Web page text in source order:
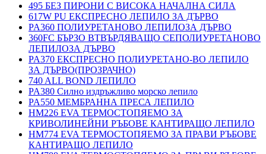
495 БЕЗ ПИРОНИ С ВИСОКА НАЧАЛНА СИЛА
617W PU ЕКСПРЕСНО ЛЕПИЛО ЗА ДЪРВО
PA360 ПОЛИУРЕТАНОВО ЛЕПИЛОЗА ДЪРВО
360FC БЪРЗО ВТВЪРДЯВАЩО СЕПОЛИУРЕТАНОВО
ЛЕПИЛОЗА ДЪРВО
PA370 ЕКСПРЕСНО ПОЛИУРЕТАНО-ВО ЛЕПИЛО
ЗА ДЪРВО(ПРОЗРАЧНО)
740 ALL BOND ЛЕПИЛО
PA380 Силно издръжливо морско лепило
PA550 МЕМБРАННА ПРЕСА ЛЕПИЛО
HM226 EVA ТЕРМОСТОПЯЕМО ЗА
КРИВОЛИНЕЙНИ РЪБОВЕ КАНТИРАЩО ЛЕПИЛО
HM774 EVA ТЕРМОСТОПЯЕМО ЗА ПРАВИ РЪБОВЕ
КАНТИРАЩО ЛЕПИЛО